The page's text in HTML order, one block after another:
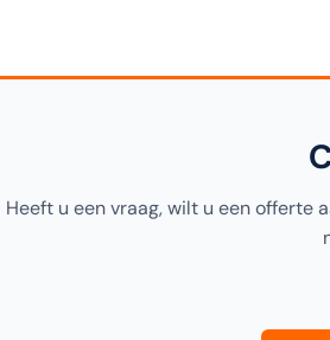
Heeft u een vraag, wilt u een offerte